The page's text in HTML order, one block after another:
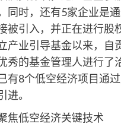
同时，还有5家企业是
被引入，并正在进行股
产业引导基金以来，自
秀的基金管理人进行了
有8个低空经济项目通
进。
焦低空经济关键技术